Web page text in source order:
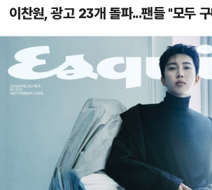
이찬원, 광고 23개 돌파...팬들 "모두